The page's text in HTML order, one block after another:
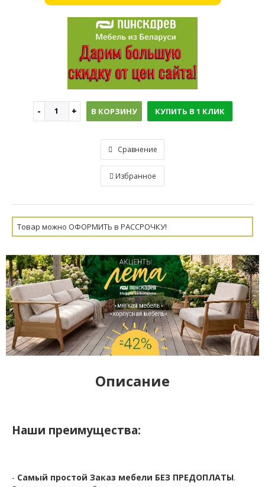
В КОРЗИНУ КУПИТЬ В 1 КЛИК
Сравнение
Избранное
Товар можно ОФОРМИТЬ в РАССРОЧКУ!
Описание
Наши преимущества:
- Самый простой Заказ мебели БЕЗ ПРЕДОПЛАТЫ.